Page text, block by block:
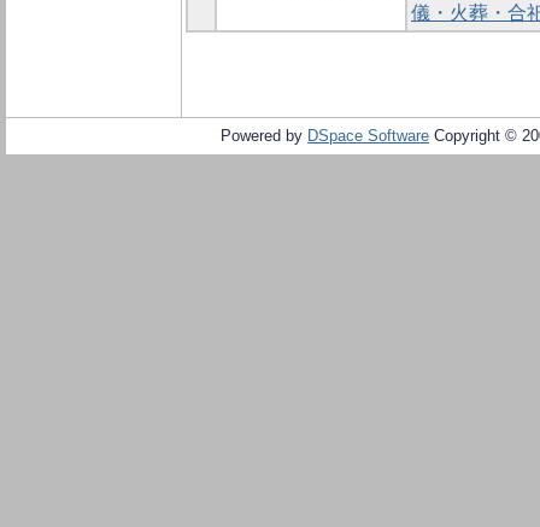
儀・火葬・合
Powered by DSpace Software Copyright ©